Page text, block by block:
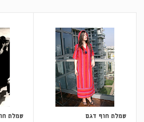
שמלת חוף דגם
שמלת